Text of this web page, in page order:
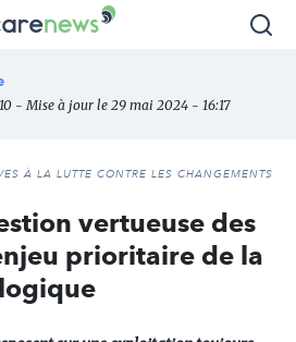
- Mise à jour le 29 mai 2024 - 16:17
À LA LUTTE CONTRE LES CHANGEMENTS
vertueuse des
prioritaire de la